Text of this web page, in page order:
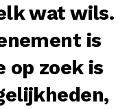
wat wils.
is
op zoek is